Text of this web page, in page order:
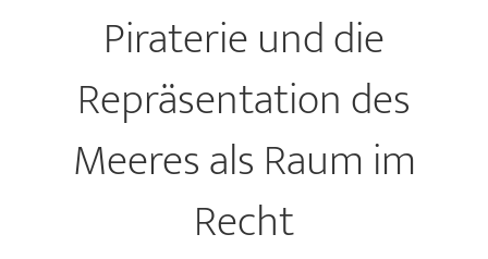
Piraterie und die
Repräsentation des
Meeres als Raum im
Recht